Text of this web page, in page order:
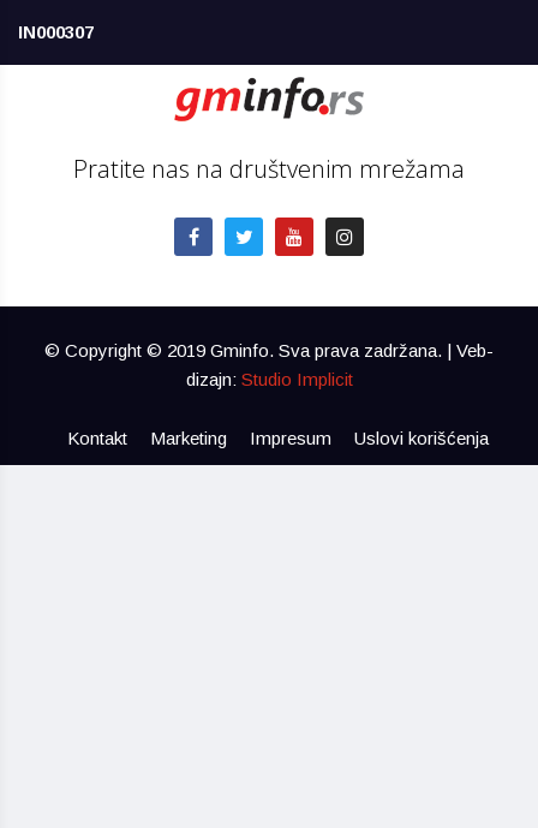
IN000307
Pratite nas na društvenim mrežama
© Copyright © 2019 Gminfo. Sva prava zadržana. | Veb-
dizajn: Studio Implicit
Kontakt Marketing Impresum Uslovi korišćenja